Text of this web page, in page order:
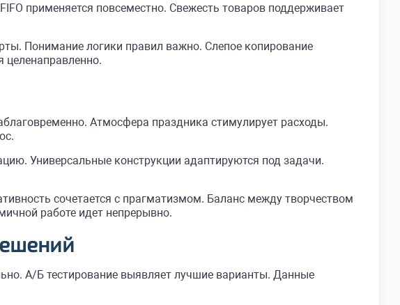
применяется повсеместно. Свежесть товаров поддерживает
Понимание логики правил важно. Слепое копирование
целенаправленно.
Атмосфера праздника стимулирует расходы.
Универсальные конструкции адаптируются под задачи.
сочетается с прагматизмом. Баланс между творчеством
работе идет непрерывно.
А/Б тестирование выявляет лучшие варианты. Данные